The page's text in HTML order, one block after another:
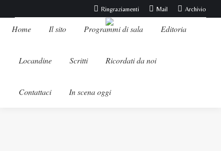
Ringraziamenti Mail Archivio
Home Il sito Programmi di sala Editoria
Locandine Scritti Ricordati da noi
Contattaci In scena oggi